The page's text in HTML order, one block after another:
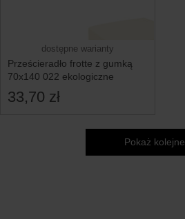
dostępne warianty
Prześcieradło frotte z gumką
70x140 022 ekologiczne
33,70 zł
Pokaż kolejne